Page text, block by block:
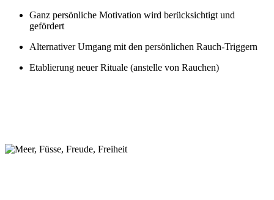
Ganz persönliche Motivation wird berücksichtigt und
gefördert
Alternativer Umgang mit den persönlichen Rauch-Triggern
Etablierung neuer Rituale (anstelle von Rauchen)